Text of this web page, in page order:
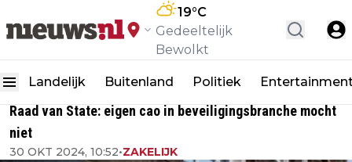
19°C
Gedeeltelijk
Bewolkt
Landelijk Buitenland Politiek
Raad van State: eigen cao in beveiligingsbranche mocht
niet
30 OKT 2024, 10:52•ZAKELIJK